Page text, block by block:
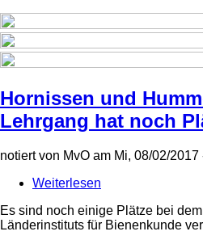
Hornissen und
Lehrgang hat noch
notiert von MvO am Mi, 08/02/2017
Weiterlesen
und
Hummeln
Es sind noch einige Plätze bei
Länderinstituts für Bienenkunde